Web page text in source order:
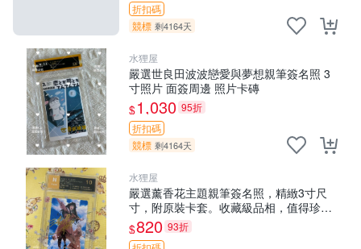
折扣碼
競標 剩4164天
水狸屋
嚴選世良田波波戀愛與夢想親筆簽名照 3
寸照片 面簽周邊 照片卡磚
$1,030 95折
折扣碼
競標 剩4164天
水狸屋
嚴選薰香花主題親筆簽名照，精緻3寸尺
寸，附原裝卡套。收藏級品相，值得珍
藏。 薰香花 花卉 照片
$820 93折